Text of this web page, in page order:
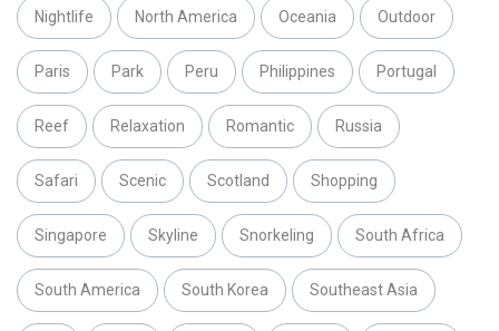
Nightlife North America Oceania Outdoor
Paris Park Peru Philippines Portugal
Reef Relaxation Romantic Russia
Safari Scenic Scotland Shopping
Singapore Skyline Snorkeling South Africa
South America South Korea Southeast Asia